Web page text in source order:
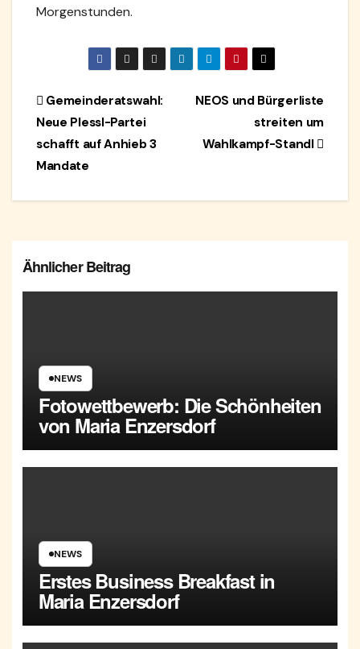
Morgenstunden.
BeitragsnavigationNEOS und Bürgerliste
streiten um
Wahlkampf-Standl
Gemeinderatswahl:
Neue Plessl-Partei
schafft auf Anhieb 3
Mandate
Ähnlicher Beitrag
NEWS
Fotowettbewerb: Die Schönheiten
von Maria Enzersdorf
NEWS
Erstes Business Breakfast in
Maria Enzersdorf